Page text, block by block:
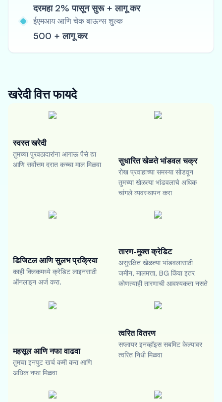
दरमहा 2% पासून सुरू + लागू कर
ईएमआय आणि चेक बाऊन्स शुल्क
500 + लागू कर
खरेदी वित्तफायदे
स्वस्त खरेदी
तुमच्या पुरवठादारांना आगाऊ पैसे द्या
आणि सर्वोत्तम दरात कच्चा माल मिळवा
सुधारित खेळते भांडवल चक्र
रोख प्रवाहाच्या समस्या सोडवून
तुमच्या खेळत्या भांडवलाचे अधिक
चांगले व्यवस्थापन करा
डिजिटल आणि सुलभ प्रक्रिया
काही क्लिकमध्ये क्रेडिट लाइनसाठी
ऑनलाइन अर्ज करा.
तारण-मुक्त क्रेडिट
असुरक्षित खेळत्या भांडवलासाठी
जमीन, मालमत्ता, BG किंवा इतर
कोणत्याही तारणाची आवश्यकता नसते
महसूल आणि नफा वाढवा
तुमचा इनपुट खर्च कमी करा आणि
अधिक नफा मिळवा
त्वरित वितरण
सप्लायर इनव्हॉइस सबमिट केल्यावर
त्वरित निधी मिळवा